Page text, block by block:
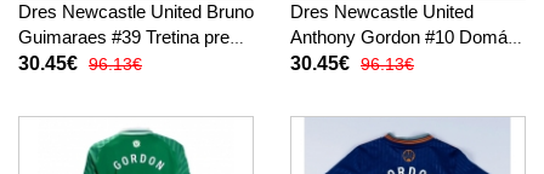
Dres Newcastle United Bruno
Guimaraes #39 Tretina pre
deti 2025-26 Krátky Rukáv (+
30.45€ 96.13€
Dres Newcastle United
Anthony Gordon #10 Domáci
pre deti 2025-26 Krátky
30.45€ 96.13€